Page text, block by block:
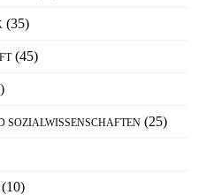
(35)
(45)
SOZIALWISSENSCHAFTEN (25)
(10)